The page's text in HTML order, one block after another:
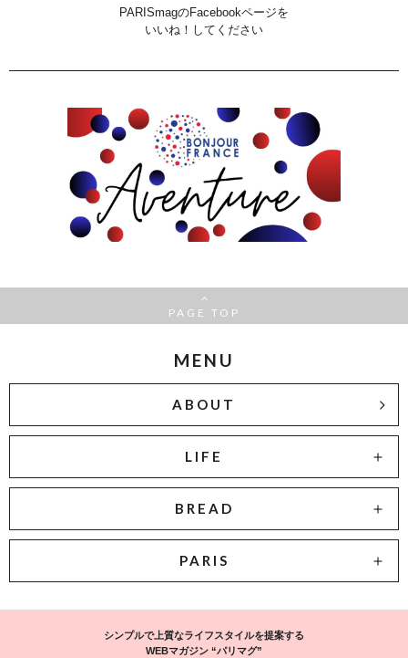
PARISmagのFacebookページを
いいね！してください
PAGE TOP
MENU
ABOUT
LIFE
BREAD
PARIS
シンプルで上質なライフスタイルを提案する
WEBマガジン “パリマグ”